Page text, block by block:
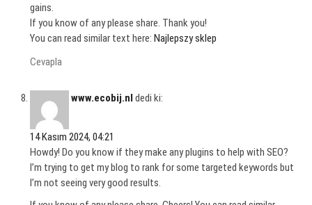
gains.
If you know of any please share. Thank you!
You can read similar text here:Najlepszy sklep
Cevapla
www.ecobij.nl dedi ki:
14 Kasım 2024, 04:21
Howdy! Do you know if they make any plugins to help with SEO?
I’m trying to get my blog to rank for some targeted keywords but
I’m not seeing very good results.